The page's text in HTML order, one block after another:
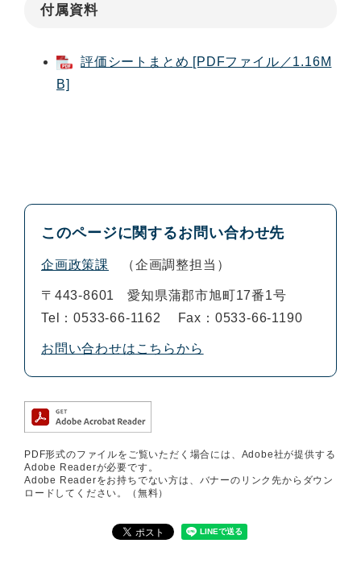
付属資料
評価シートまとめ [PDFファイル／1.16M
B]
このページに関するお問い合わせ先
企画政策課 企画調整担当
〒443-8601
愛知県蒲郡市旭町17番1号
Tel：0533-66-1162
Fax：0533-66-1190
お問い合わせはこちらから
PDF形式のファイルをご覧いただく場合には、Adobe社が提供する
Adobe Readerが必要です。
Adobe Readerをお持ちでない方は、バナーのリンク先からダウン
ロードしてください。（無料）